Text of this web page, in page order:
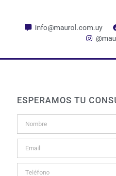
info@maurol.com.uy
ESPERAMOS TU